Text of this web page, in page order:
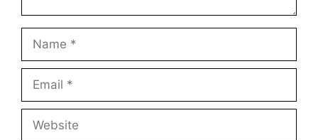
Name
Email
Website